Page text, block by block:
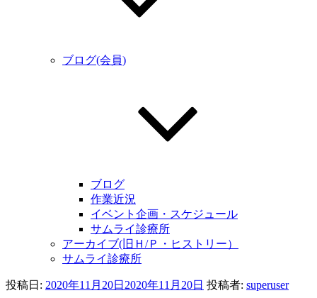
ブログ(会員)
ブログ
作業近況
イベント企画・スケジュール
サムライ診療所
アーカイブ(旧Ｈ/Ｐ・ヒストリー）
サムライ診療所
投稿日: 2020年11月20日 2020年11月20日 投稿者: superuser